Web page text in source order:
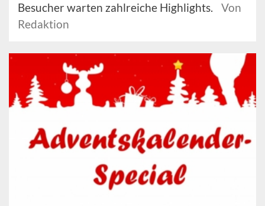
Besucher warten zahlreiche Highlights.
Von
Redaktion